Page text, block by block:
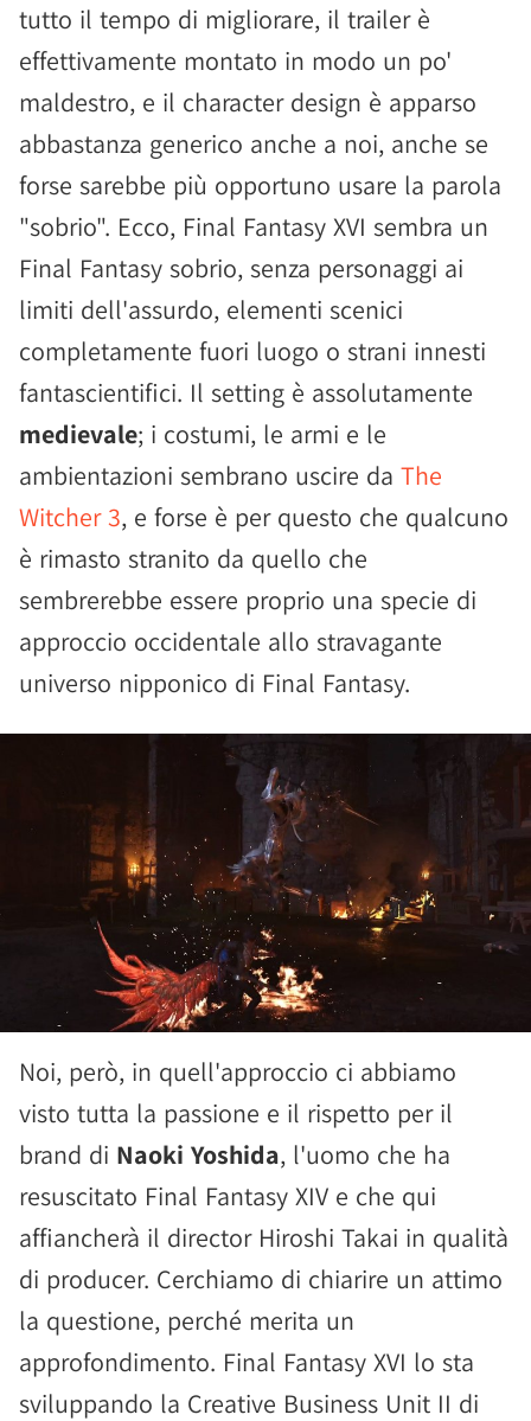
tutto il tempo di migliorare, il trailer è
effettivamente montato in modo un po'
maldestro, e il character design è apparso
abbastanza generico anche a noi, anche se
forse sarebbe più opportuno usare la parola
"sobrio". Ecco, Final Fantasy XVI sembra un
Final Fantasy sobrio, senza personaggi ai
limiti dell'assurdo, elementi scenici
completamente fuori luogo o strani innesti
fantascientifici. Il setting è assolutamente
medievale; i costumi, le armi e le
ambientazioni sembrano uscire da The
Witcher 3, e forse è per questo che qualcuno
è rimasto stranito da quello che
sembrerebbe essere proprio una specie di
approccio occidentale allo stravagante
universo nipponico di Final Fantasy.
Noi, però, in quell'approccio ci abbiamo
visto tutta la passione e il rispetto per il
brand di Naoki Yoshida, l'uomo che ha
resuscitato Final Fantasy XIV e che qui
affiancherà il director Hiroshi Takai in qualità
di producer. Cerchiamo di chiarire un attimo
la questione, perché merita un
approfondimento. Final Fantasy XVI lo sta
sviluppando la Creative Business Unit II di